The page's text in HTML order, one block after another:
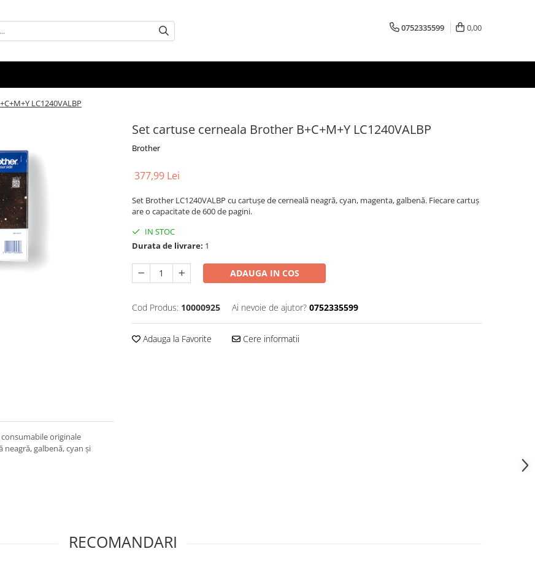
0752335599 0,00
LC1240VALBP
Set cartuse cerneala Brother B+C+M+Y LC1240VALBP
Brother
377,99 Lei
Set Brother LC1240VALBP cu cartușe de cerneală neagră, cyan, magenta, galbenă. Fiecare cartuș
are o capacitate de 600 de pagini.
IN STOC
Durata de livrare: 1
ADAUGA IN COS
Cod Produs: 10000925 Ai nevoie de ajutor? 0752335599
Adauga la Favorite Cere informatii
originale
neagră, galbenă, cyan și
RECOMANDARI